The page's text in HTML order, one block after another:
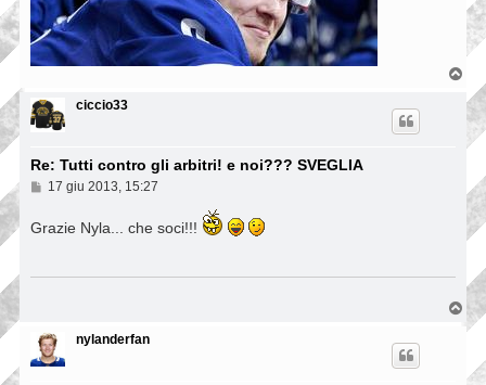
p
ciccio33
Re: Tutti contro gli arbitri! e noi??? SVEGLIA
M
s
g
17 giu 2013, 15:27
Grazie Nyla... che soci!!!
o
p
nylanderfan